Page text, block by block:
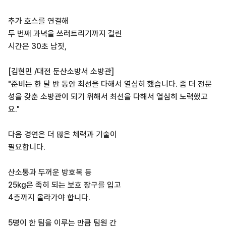
추가 호스를 연결해
두 번째 과녁을 쓰러트리기까지 걸린
시간은 30초 남짓,
[김현민 /대전 둔산소방서 소방관]
"준비는 한 달 반 동안 최선을 다해서 열심히 했습니다. 좀 더 전문
성을 갖춘 소방관이 되기 위해서 최선을 다해서 열심히 노력했고
요."
다음 경연은 더 많은 체력과 기술이
필요합니다.
산소통과 두꺼운 방호복 등
25kg은 족히 되는 보호 장구를 입고
4층까지 올라가야 합니다.
5명이 한 팀을 이루는 만큼 팀원 간